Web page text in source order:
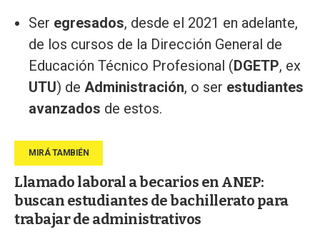
Ser egresados, desde el 2021 en adelante,
de los cursos de la Dirección General de
Educación Técnico Profesional (DGETP, ex
UTU) de Administración, o ser estudiantes
avanzados de estos.
Llamado laboral a becarios en ANEP:
buscan estudiantes de bachillerato para
trabajar de administrativos